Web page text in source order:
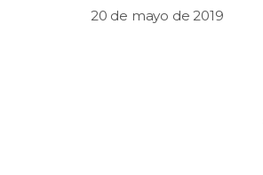
20 de mayo de 2019